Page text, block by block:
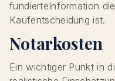
fundierteInformation
Kaufentscheidung ist.
Notarkosten
Ein wichtiger Punkt in